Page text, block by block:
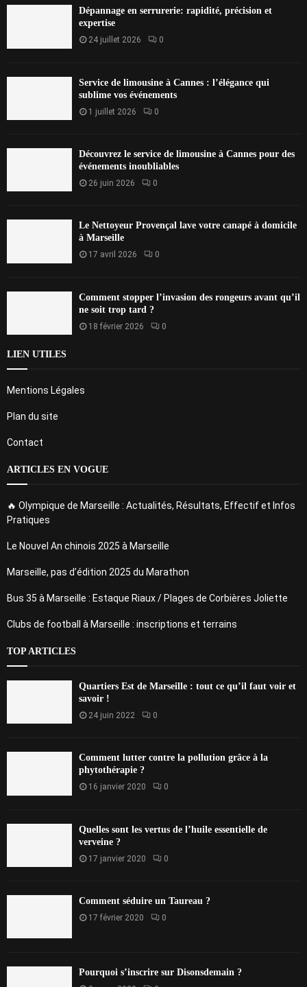
Dépannage en serrurerie: rapidité, précision et
expertise
24 juillet 2026 0
Service de limousine à Cannes : l’élégance qui
sublime vos événements
1 juillet 2026 0
Découvrez le service de limousine à Cannes pour des
événements inoubliables
26 juin 2026 0
Le Nettoyeur Provençal lave votre canapé à domicile
à Marseille
17 avril 2026 0
Comment stopper l’invasion des rongeurs avant qu’il
ne soit trop tard ?
18 février 2026 0
LIEN UTILES
Mentions Légales
Plan du site
Contact
ARTICLES EN VOGUE
🔥 Olympique de Marseille : Actualités, Résultats, Effectif et Infos
Pratiques
Le Nouvel An chinois 2025 à Marseille
Marseille, pas d’édition 2025 du Marathon
Bus 35 à Marseille : Estaque Riaux / Plages de Corbières Joliette
Clubs de football à Marseille : inscriptions et terrains
TOP ARTICLES
Quartiers Est de Marseille : tout ce qu’il faut voir et
savoir !
24 juin 2022 0
Comment lutter contre la pollution grâce à la
phytothérapie ?
16 janvier 2020 0
Quelles sont les vertus de l’huile essentielle de
verveine ?
17 janvier 2020 0
Comment séduire un Taureau ?
17 février 2020 0
Pourquoi s’inscrire sur Disonsdemain ?